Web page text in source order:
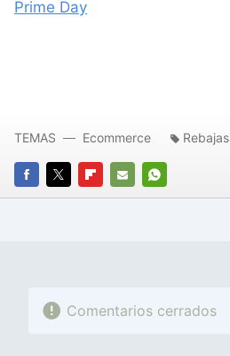
Prime Day
FACEBOOK
TWITTERFLIPBOARD
E-
WHATSAPP
TEMAS Ecommerce Rebajas
Comentarios cerrados